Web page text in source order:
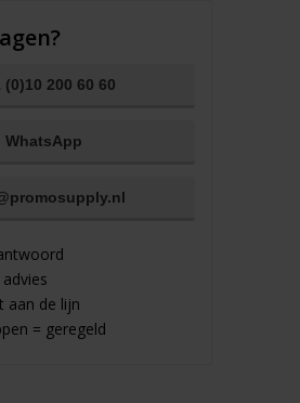
(0)10 200 60 60
WhatsApp
aan de lijn
= geregeld